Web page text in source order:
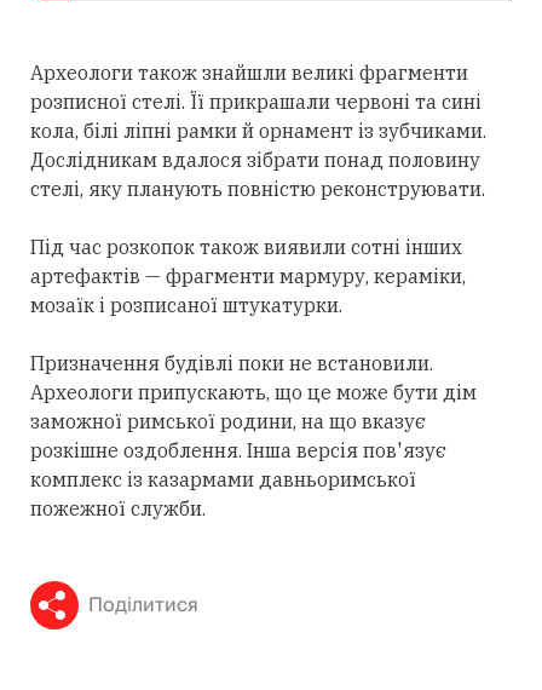
Археологи також знайшли великі фрагменти
розписної стелі. Її прикрашали червоні та сині
кола, білі ліпні рамки й орнамент із зубчиками.
Дослідникам вдалося зібрати понад половину
стелі, яку планують повністю реконструювати.
Під час розкопок також виявили сотні інших
артефактів — фрагменти мармуру, кераміки,
мозаїк і розписаної штукатурки.
Призначення будівлі поки не встановили.
Археологи припускають, що це може бути дім
заможної римської родини, на що вказує
розкішне оздоблення. Інша версія пов'язує
комплекс із казармами давньоримської
пожежної служби.
Поділитися